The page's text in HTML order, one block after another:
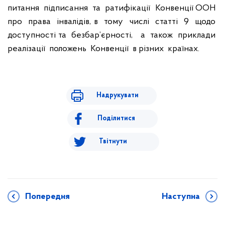
питання підписання та ратифікації Конвенції ООН
про
права інвалідів, в тому числі статті 9
щодо
доступності та безбар’єрності, а також приклади
реалізації положень Конвенції в різних країнах.
Надрукувати
Поділитися
Твітнути
Попередня Наступна